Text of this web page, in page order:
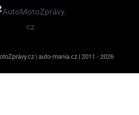
| auto-mania.cz | 2011 - 2026